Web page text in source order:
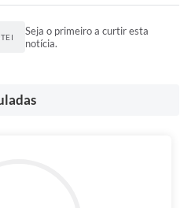
Seja o primeiro a curtir esta
notícia.